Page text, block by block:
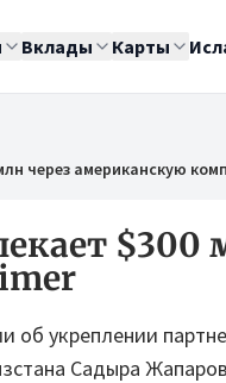
Вклады Карты
через американскую
$300
укреплении
Садыра